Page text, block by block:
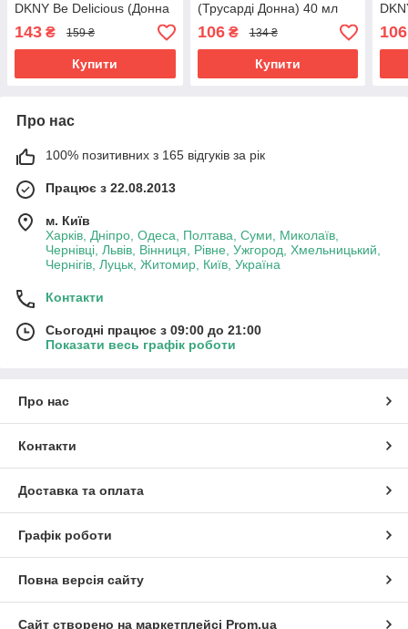
DKNY Be Delicious (Донна
Каран Бі Делішес) 65 мл
143 ₴ 159 ₴
Купити
(Трусарді Донна) 40 мл
106₴ 134 ₴
Купити
106
Про нас
100% позитивних з 165 відгуків за рік
Працює з 22.08.2013
м. Київ
Харків, Дніпро, Одеса, Полтава, Суми, Миколаїв,
Чернівці, Львів, Вінниця, Рівне, Ужгород, Хмельницький,
Чернігів, Луцьк, Житомир, Київ, Україна
Контакти
Сьогодні працює з 09:00 до 21:00
Показати весь графік роботи
Про нас
Контакти
Доставка та оплата
Графік роботи
Повна версія сайту
Сайт створено на маркетплейсі Prom.ua